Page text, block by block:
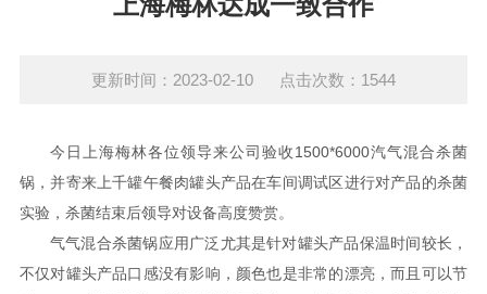
更新时间：2023-02-10 点击次数：1544
今日上海梅林各位领导来公司验收1500*6000汽气混合杀菌
锅，并寄来上千罐午餐肉罐头产品在车间调试区进行对产品的杀菌
实验，杀菌结束后领导对设备高度赞赏。
气气混合杀菌锅应用广泛尤其是针对罐头产品保温时间较长，
不仅对罐头产品口感没有影响，颜色也是非常的漂亮，而且可以节